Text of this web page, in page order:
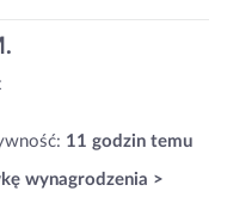
11 godzin temu
wynagrodzenia >